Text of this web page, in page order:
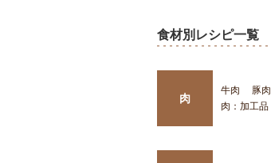
食材別レシピ一覧
肉
牛肉 豚肉
肉：加工品